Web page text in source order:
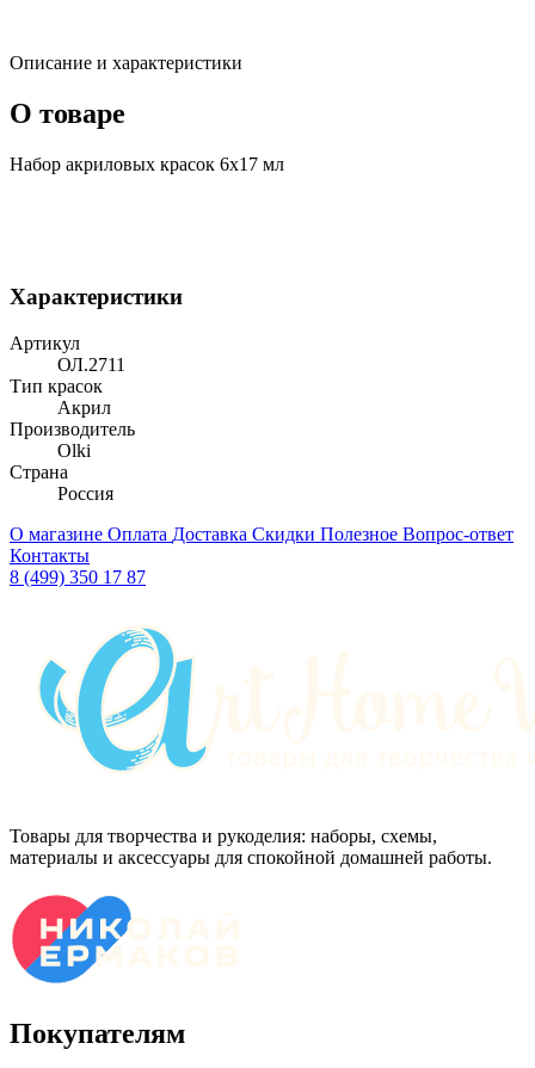
Описание и характеристики
О товаре
Набор акриловых красок 6х17 мл
Характеристики
Артикул
ОЛ.2711
Тип красок
Акрил
Производитель
Olki
Страна
Россия
О магазине Оплата Доставка Скидки Полезное Вопрос-ответ
Контакты
8 (499) 350 17 87
Товары для творчества и рукоделия: наборы, схемы,
материалы и аксессуары для спокойной домашней работы.
Покупателям